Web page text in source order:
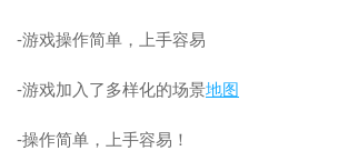
-游戏操作简单，上手容易
-游戏加入了多样化的场景地图
-操作简单，上手容易！